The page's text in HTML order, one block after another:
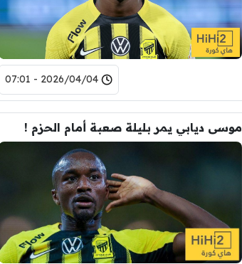
2026/04/04 - 07:01
موسى ديابي يمر بليلة صعبة أمام الحزم !